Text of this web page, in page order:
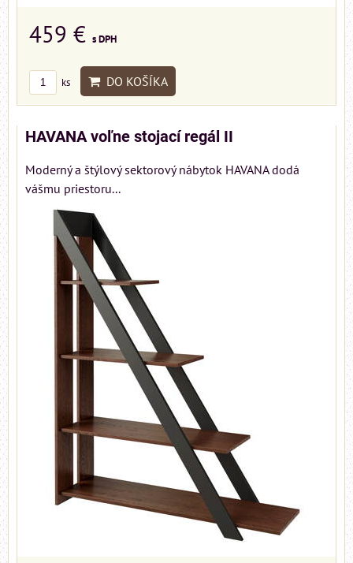
459 € s DPH
ks DO KOŠÍKA
HAVANA voľne stojací regál II
Moderný a štýlový sektorový nábytok HAVANA dodá
vášmu priestoru...